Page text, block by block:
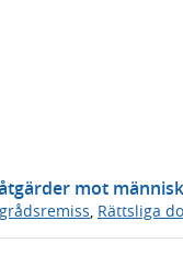
mot
, Rättsliga